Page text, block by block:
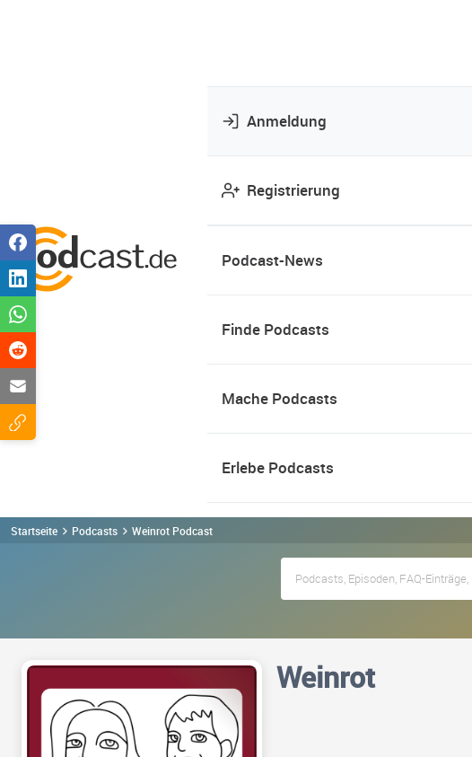
Anmeldung
Registrierung
Podcast-News
Finde Podcasts
Mache Podcasts
Erlebe Podcasts
Startseite Podcasts Weinrot Podcast
Weinrot